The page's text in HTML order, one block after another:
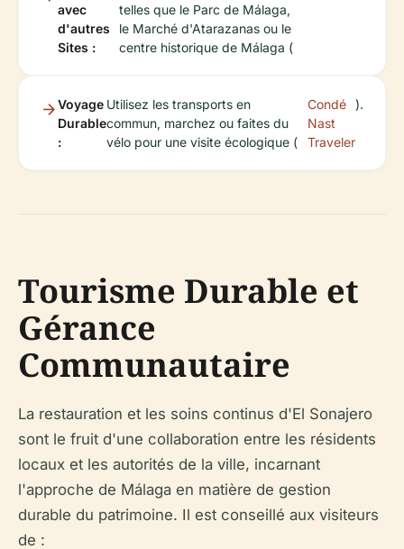
avec
d'autres
Sites :
telles que le Parc de Málaga,
le Marché d'Atarazanas ou le
centre historique de Málaga (
Voyage
Durable
:
Utilisez les transports en
commun, marchez ou faites du
vélo pour une visite écologique (
Condé
Nast
Traveler
).
Tourisme Durable et
Gérance
Communautaire
La restauration et les soins continus d'El Sonajero
sont le fruit d'une collaboration entre les résidents
locaux et les autorités de la ville, incarnant
l'approche de Málaga en matière de gestion
durable du patrimoine. Il est conseillé aux visiteurs
de :